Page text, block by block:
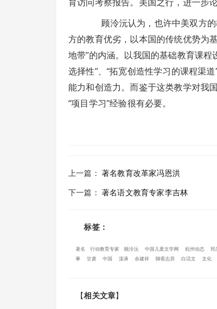
顾泠沅认为，也许中美双方的
方的教育优劣，以本国的传统优势为
地带”的内涵。以我国的基础教育课
选择性”、“拓宽创造性学习的课程渠
能力和创造力。而鉴于这类教学对我
“项目学习”经验很有必要。
上一篇 ：著名教育改革家冯恩洪
下一篇 ：著名语文教育专家李吉林
标签：
著名 行动教育专家 顾泠沅 中国儿童文学网 杭州动态
民
事
甘肃 中国 漾濞 余建祥 聊斋志异 白话文 文化
【相关文章】